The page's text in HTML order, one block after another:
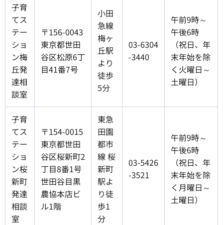
子育
てス
テー
ショ
ン梅
丘発
達相
談室
〒156-0043
東京都世田
谷区松原6丁
目41番7号
小田
急線
梅ヶ
丘駅
より
徒歩
5分
03-6304
-3440
午前9時～
午後6時
（祝日、年
末年始を除
く火曜日～
土曜日）
子育
てス
テー
ショ
ン桜
新町
発達
相談
室
〒154-0015
東京都世田
谷区桜新町2
丁目8番1号
世田谷目黒
農協本店ビ
ル1階
東急
田園
都市
線 桜
新町
駅よ
り徒
歩1
分
03-5426
-3521
午前9時～
午後6時
（祝日、年
末年始を除
く月曜日～
土曜日）